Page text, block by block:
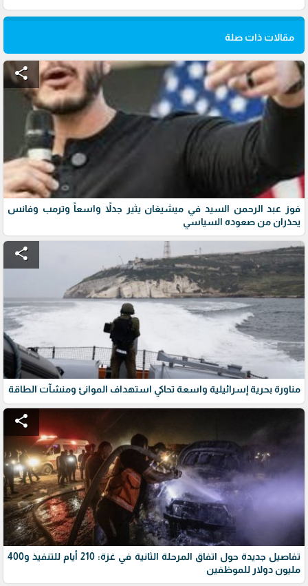
مقالات ذات صلة
share
فوز عبد الرحمن السيد في ميشيغان يثير جدلاً واسعاً وترمب وفانس
يحذران من صعوده السياسي
share
مناورة بحرية إسرائيلية واسعة تحاكي استهداف الموانئ ومنشآت الطاقة
share
تفاصيل جديدة حول اتفاق المرحلة الثانية في غزة: 210 أيام للتنفيذ و400
مليون دولار للموظفين